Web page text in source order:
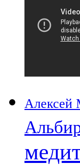
Алексей